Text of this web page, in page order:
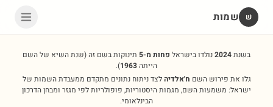
שׁ שמות
בשנת2024נולדו בישראל פחות מ-5 תינוקות בשם זה(שנת השיא של השם
הייתה1963
).
גלו את פירוש השם ח'אלדיהלצד ניתוח נתונים מתקדם ממעבדת השמות של
ישראל: משמעות השם, מגמות היסטוריות, פופולריות לפי מגזר ומבחן הדרכון
הבינלאומי.